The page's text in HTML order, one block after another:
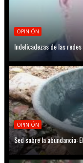
OPINIÓN
Indelicadezas de las
OPINIÓN
Sed sobre la abundancia: